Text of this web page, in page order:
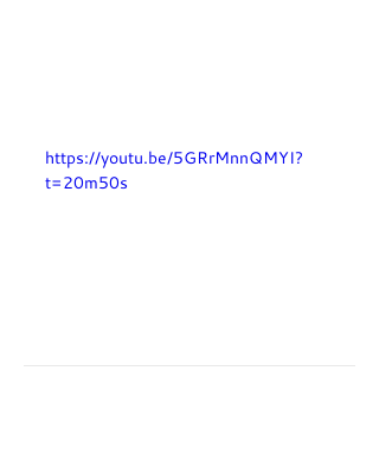
https://youtu.be/5GRrMnnQMYI?
t=20m50s